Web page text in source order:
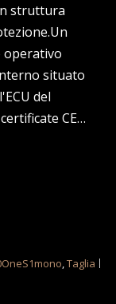
struttura
operativo
situato
del
CE…
,Taglia